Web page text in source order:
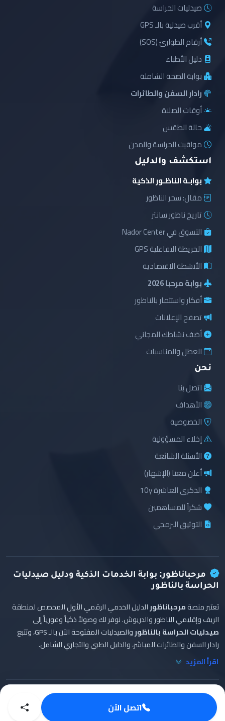
اتصل الآن
صيدليات الحراسة
أقرب صيدلية بالـ GPS
أرقام الطوارئ (SOS)
دليل الأطباء
بوابة الصحة الشاملة
رادار السفن والطائرات
أوقات الصلاة
حالة الطقس
مواقيت الحراسة والمدن
استكشف والدليل
بوابـة الناظـور الذكية
مقال: سحر الناظور
تاريخ ناظور سانتر
التسوق في Nador Center
الخريطة التفاعلية GPS
الأنشطة الاقتصادية
بوابة مرحبا 2026
أفكار واستثمار بالناظور
تصفح الإعلانات
أضف نشاطك المجاني
العطل والمناسبات
نحن
اتصل بنا
الأهداف
الخصوصية
إخلاء المسؤولية
الأسئلة الشائعة
أعلن معنا (الإشهار)
الذكرى العاشرة 10y
شكراً للمساهمين
التوثيق البرمجي
مرحباناظور: بوابة الخدمات الذكية ودليل صيدليات
الحراسة بالناظور
تعتبر منصةمرحباناظورالدليل الخدمي الرقمي الأول المخصص لمنطقة
الريف وإقليمي الناظور والدريوش. نوفر لك وصولاً ذكياً وفورياً إلى
صيدليات الحراسة بالناظور
والصيدليات المفتوحة الآن بالـ GPS، وتتبع
رادار السفن والطائرات المباشر، والدليل الطبي والتجاري الشامل.
اقرأ المزيد
عبد الواحد البشيري